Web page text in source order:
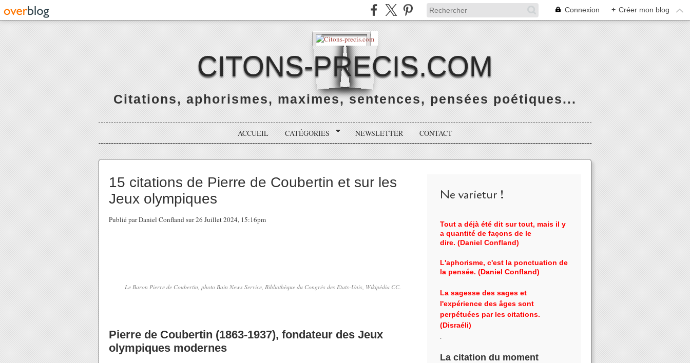
Connexion + Créer mon blog
CITONS-PRECIS.COM
Citations, aphorismes, maximes, sentences, pensées poétiques...
ACCUEIL CATÉGORIES NEWSLETTER CONTACT
15 citations de Pierre de Coubertin et sur les
Jeux olympiques
Publié par Daniel Confland sur 26 Juillet 2024, 15:16pm
Le Baron Pierre de Coubertin, photo Bain News Service, Bibliothèque du Congrès des Etats-Unis, Wikipédia CC.
Pierre de Coubertin (1863-1937), fondateur des Jeux
olympiques modernes
Ne varietur !
Tout a déjà été dit sur tout, mais il y
a quantité de façons de le
dire. (Daniel Confland)
L'aphorisme, c'est la ponctuation de
la pensée. (Daniel Confland)
La sagesse des sages et
l'expérience des âges sont
perpétuées par les citations.
(Disraéli)
.
La citation du moment